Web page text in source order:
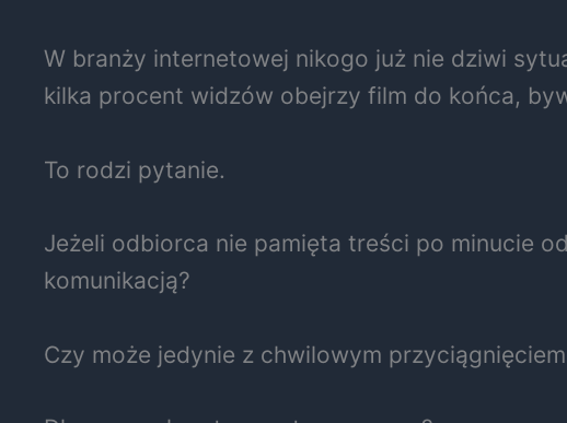
W branży internetowej nikogo już nie dziwi
kilka procent widzów obejrzy film do końca,
To rodzi pytanie.
Jeżeli odbiorca nie pamięta treści po minucie
komunikacją?
Czy może jedynie z chwilowym